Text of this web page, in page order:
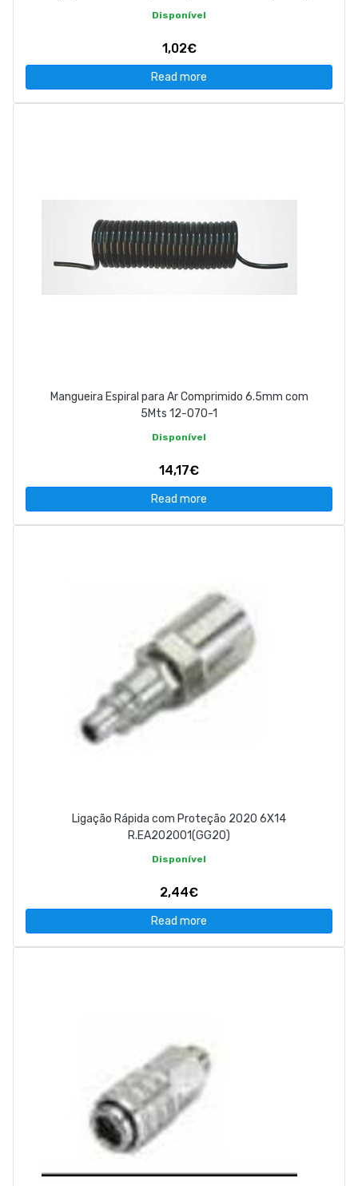
Disponível
1,02€
Read more
Mangueira Espiral para Ar Comprimido 6.5mm com
5Mts 12-070-1
Disponível
14,17€
Read more
Ligação Rápida com Proteção 2020 6X14
R.EA202001(GG20)
Disponível
2,44€
Read more